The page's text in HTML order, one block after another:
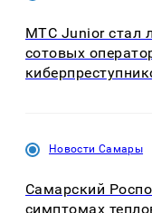
МТС Junior стал
сотовых
Новости Самары
Самарский
симптомах